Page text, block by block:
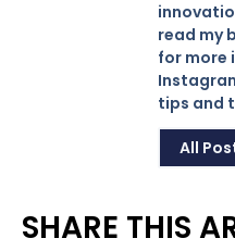
read my
for more
tips and
All
SHARE THIS